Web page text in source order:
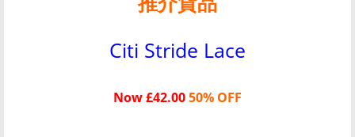
Citi Stride Lace
Now £42.0050% OFF